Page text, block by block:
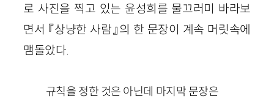
로 사진을 찍고 있는 윤성희를 물끄러미 바라보
면서 『상냥한 사람』의 한 문장이 계속 머릿속에
맴돌았다.
규칙을 정한 것은 아닌데 마지막 문장은